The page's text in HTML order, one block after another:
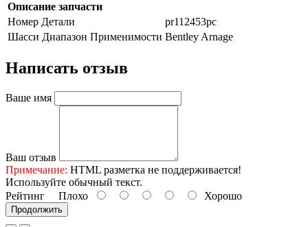
Описание запчасти
Номер Детали
pr112453pc
Шасси Диапазон Применимости Bentley Arnage
Написать отзыв
Ваше имя
Ваш отзыв
Примечание: HTML разметка не поддерживается!
Используйте обычный текст.
Рейтинг Плохо Хорошо
Продолжить